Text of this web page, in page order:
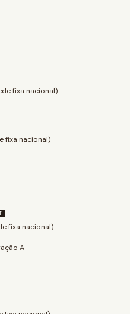
fixa nacional)
fixa nacional)
fixa nacional)
A